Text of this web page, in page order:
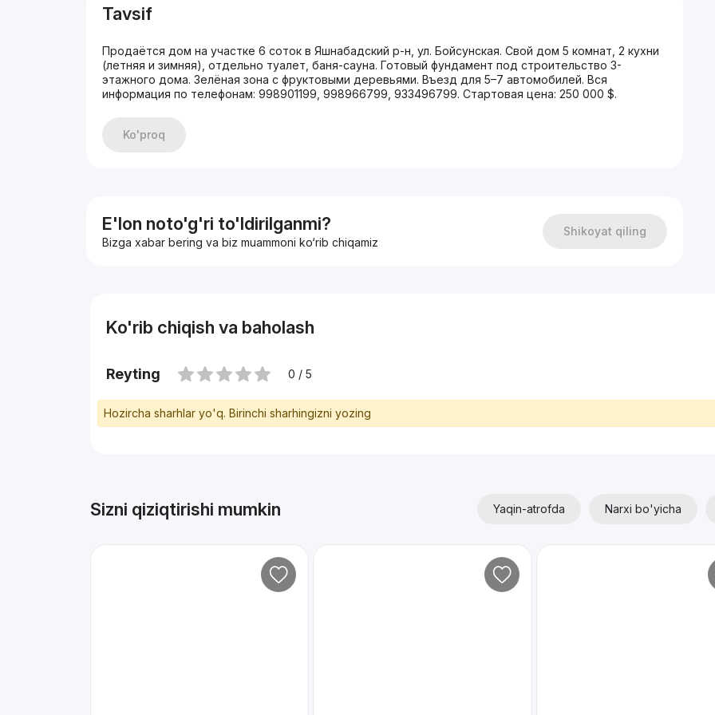
Tavsif
Продаётся дом на участке 6 соток в Яшнабадский р-н, ул. Бойсунская. Свой дом 5 комнат, 2 кухни
(летняя и зимняя), отдельно туалет, баня-сауна. Готовый фундамент под строительство 3-
этажного дома. Зелёная зона с фруктовыми деревьями. Въезд для 5–7 автомобилей. Вся
информация по телефонам: 998901199, 998966799, 933496799. Стартовая цена: 250 000 $.
Ko'proq
E'lon noto'g'ri to'ldirilganmi?
Bizga xabar bering va biz muammoni ko‘rib chiqamiz
Shikoyat qiling
Ko'rib chiqish va baholash
Reyting 0 / 5
Hozircha sharhlar yo'q. Birinchi sharhingizni yozing
Sizni qiziqtirishi mumkin Yaqin-atrofda Narxi bo'yicha